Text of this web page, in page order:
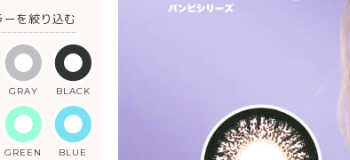
ーを絞り込む
GRAY BLACK
GREEN BLUE